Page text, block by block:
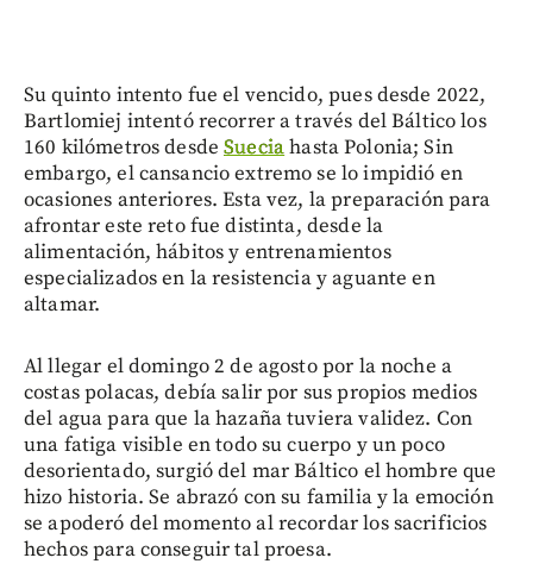
Su quinto intento fue el vencido, pues desde 2022,
Bartlomiej intentó recorrer a través del Báltico los
160 kilómetros desdeSueciahasta Polonia; Sin
embargo, el cansancio extremo se lo impidió en
ocasiones anteriores. Esta vez, la preparación para
afrontar este reto fue distinta, desde la
alimentación, hábitos y entrenamientos
especializados en la resistencia y aguante en
altamar.
Al llegar el domingo 2 de agosto por la noche a
costas polacas, debía salir por sus propios medios
del agua para que la hazaña tuviera validez. Con
una fatiga visible en todo su cuerpo y un poco
desorientado, surgió del mar Báltico el hombre que
hizo historia. Se abrazó con su familia y la emoción
se apoderó del momento al recordar los sacrificios
hechos para conseguir tal proesa.